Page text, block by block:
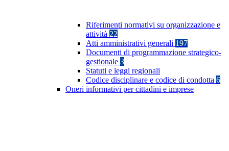
Riferimenti normativi su organizzazione e
attività 22
Atti amministrativi generali 197
Documenti di programmazione strategico-
gestionale 3
Statuti e leggi regionali
Codice disciplinare e codice di condotta 6
Oneri informativi per cittadini e imprese